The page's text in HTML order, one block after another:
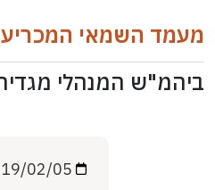
מעמד השמאי המכריע
ביהמ"ש המנהלי